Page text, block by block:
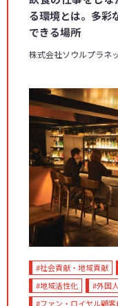
る環境とは。多彩
できる場所
株式会社ソウルプラネ
#社会貢献・地域貢献
#地域活性化
#外国
#ファン・ロイヤル顧客